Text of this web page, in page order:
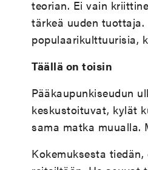
teorian. Ei vain
tärkeä uuden
populaarikulttuurisia,
Täällä on toisin
Pääkaupunkiseudun
keskustoituvat, kylät
sama matka muualla.
Kokemuksesta